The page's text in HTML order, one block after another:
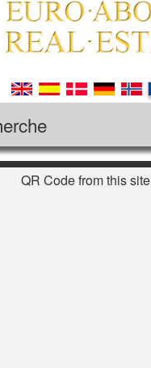
QR Code from this site